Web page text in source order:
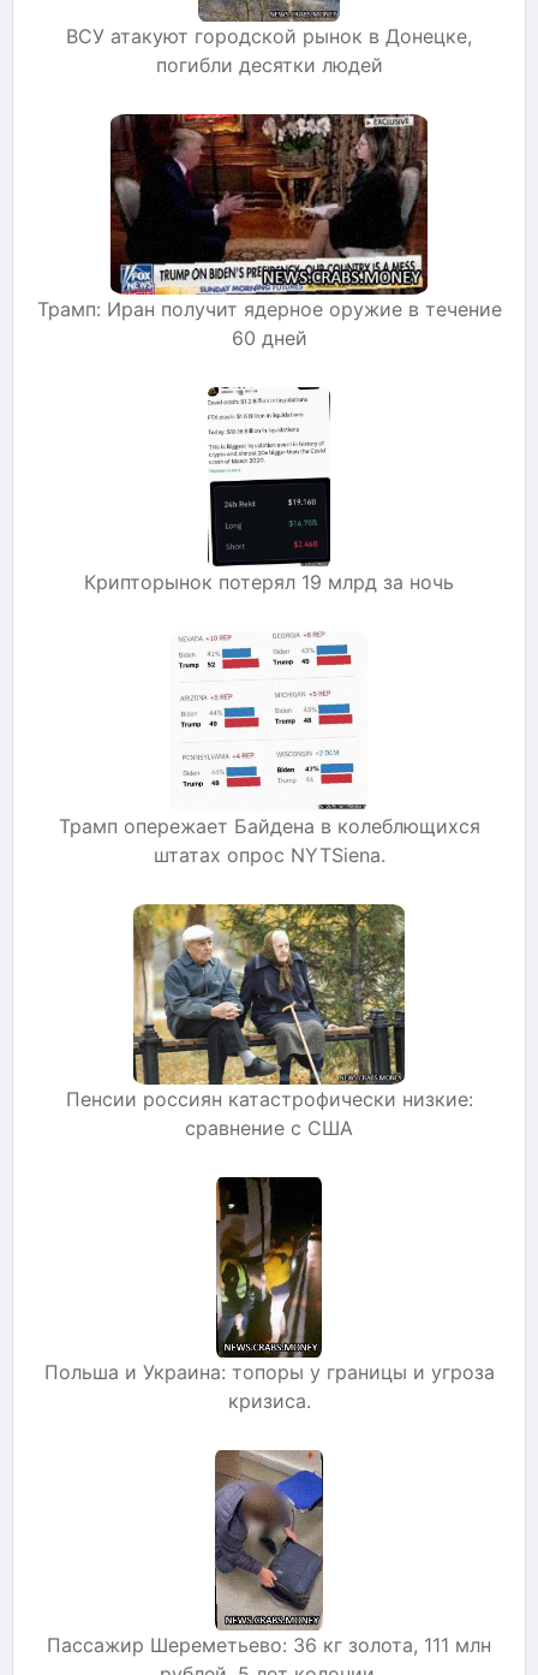
ВСУ атакуют городской рынок в Донецке,
погибли десятки людей
Трамп: Иран получит ядерное оружие в течение
60 дней
Крипторынок потерял 19 млрд за ночь
Трамп опережает Байдена в колеблющихся
штатах опрос NYTSiena.
Пенсии россиян катастрофически низкие:
сравнение с США
Польша и Украина: топоры у границы и угроза
кризиса.
Пассажир Шереметьево: 36 кг золота, 111 млн